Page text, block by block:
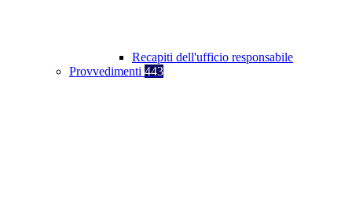
Recapiti dell'ufficio responsabile
Provvedimenti 443